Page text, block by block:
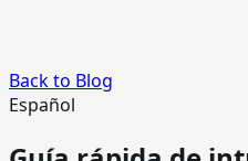
Back to Blog
Español